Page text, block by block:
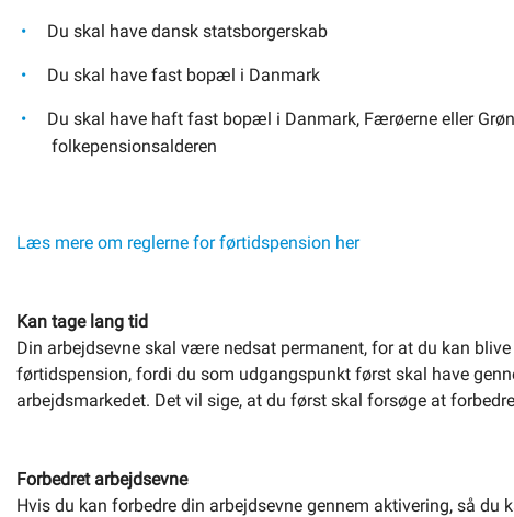
Du skal have dansk statsborgerskab
Du skal have fast bopæl i Danmark
Du skal have haft fast bopæl i Danmark, Færøerne eller
folkepensionsalderen
Læs mere om reglerne for førtidspension her
Kan tage lang tid
Din arbejdsevne skal være nedsat permanent, for at du kan
førtidspension, fordi du som udgangspunkt først skal have
arbejdsmarkedet. Det vil sige, at du først skal forsøge at
Forbedret arbejdsevne
Hvis du kan forbedre din arbejdsevne gennem aktivering, så